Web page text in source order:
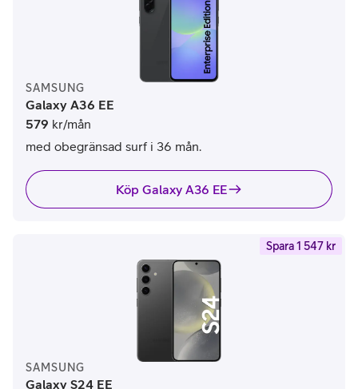
SAMSUNG
Galaxy A36 EE
579 kr/mån
med obegränsad surf i 36 mån.
Köp Galaxy A36 EE
Spara 1 547 kr
SAMSUNG
Galaxy S24 EE